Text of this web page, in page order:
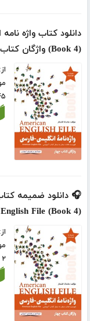
(Book 4) واژگان کتاب چهار - سطر به سطر
از:
English File (Book 4) واژگان کتاب چهار - سطر به سطر
از:
۲ ساعت و ۴۷ دقیقه